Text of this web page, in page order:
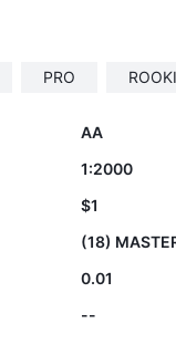
a
a pun.
Broker ini.
PRO
AA
1:2000
$1
(18)
0.01
--